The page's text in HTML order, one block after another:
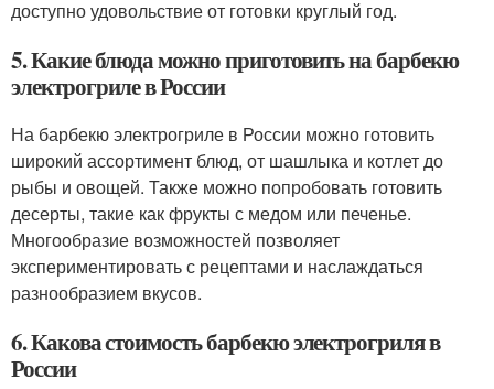
доступно удовольствие от готовки круглый год.
5. Какие блюда можно приготовить на барбекю
электрогриле в России
На барбекю электрогриле в России можно готовить
широкий ассортимент блюд, от шашлыка и котлет до
рыбы и овощей. Также можно попробовать готовить
десерты, такие как фрукты с медом или печенье.
Многообразие возможностей позволяет
экспериментировать с рецептами и наслаждаться
разнообразием вкусов.
6. Какова стоимость барбекю электрогриля в
России